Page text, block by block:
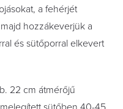
a fehérjét
hozzákeverjük a
és sütőporral elkevert
22 cm átmérőjű